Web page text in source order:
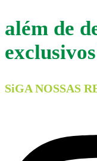
além de
SiGA NOSSAS